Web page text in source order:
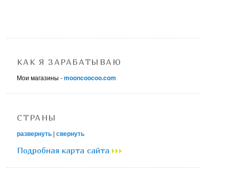
КАК Я ЗАРАБАТЫВАЮ
Мои магазины -mooncoocoo.com
СТРАНЫ
развернуть |свернуть
Подробная карта сайта